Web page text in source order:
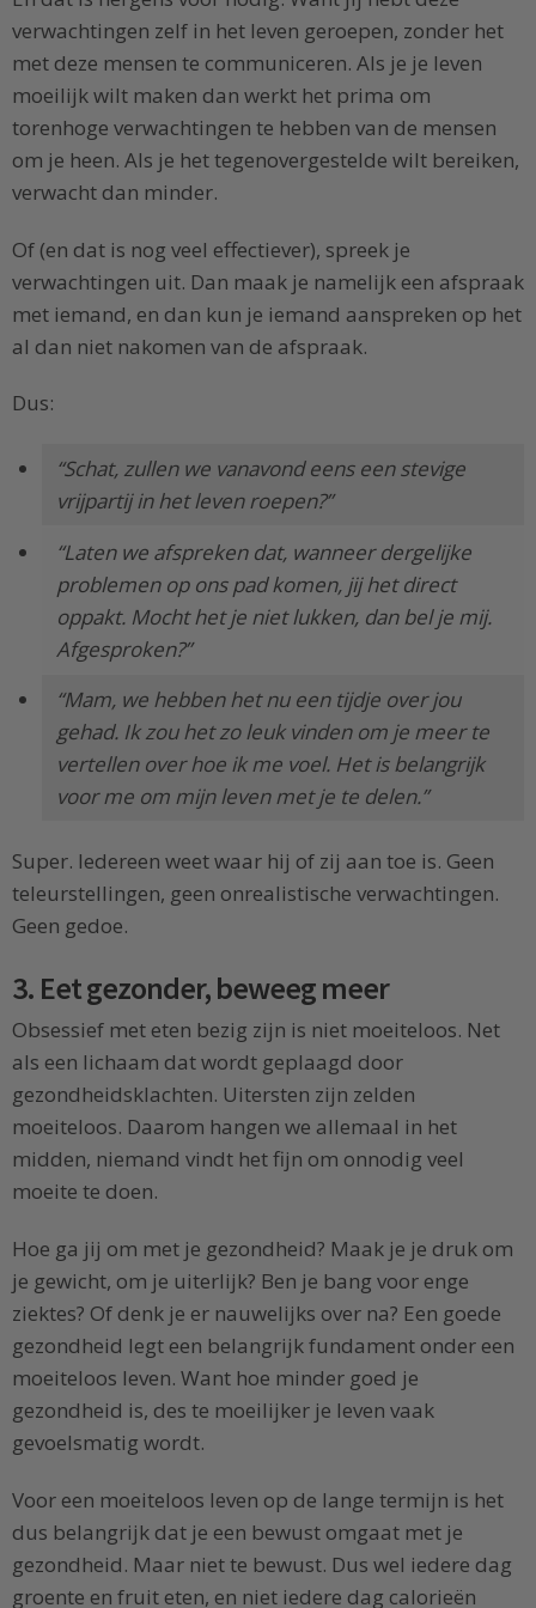
verwachtingen zelf in het leven geroepen, zonder het
met deze mensen te communiceren. Als je je leven
moeilijk wilt maken dan werkt het prima om
torenhoge verwachtingen te hebben van de mensen
om je heen. Als je het tegenovergestelde wilt bereiken,
verwacht dan minder.
Of (en dat is nog veel effectiever), spreek je
verwachtingen uit. Dan maak je namelijk een afspraak
met iemand, en dan kun je iemand aanspreken op het
al dan niet nakomen van de afspraak.
Dus:
“Schat, zullen we vanavond eens een stevige
vrijpartij in het leven roepen?”
“Laten we afspreken dat, wanneer dergelijke
problemen op ons pad komen, jij het direct
oppakt. Mocht het je niet lukken, dan bel je mij.
Afgesproken?”
“Mam, we hebben het nu een tijdje over jou
gehad. Ik zou het zo leuk vinden om je meer te
vertellen over hoe ik me voel. Het is belangrijk
voor me om mijn leven met je te delen.”
Super. Iedereen weet waar hij of zij aan toe is. Geen
teleurstellingen, geen onrealistische verwachtingen.
Geen gedoe.
3. Eet gezonder, beweeg meer
Obsessief met eten bezig zijn is niet moeiteloos. Net
als een lichaam dat wordt geplaagd door
gezondheidsklachten. Uitersten zijn zelden
moeiteloos. Daarom hangen we allemaal in het
midden, niemand vindt het fijn om onnodig veel
moeite te doen.
Hoe ga jij om met je gezondheid? Maak je je druk om
je gewicht, om je uiterlijk? Ben je bang voor enge
ziektes? Of denk je er nauwelijks over na? Een goede
gezondheid legt een belangrijk fundament onder een
moeiteloos leven. Want hoe minder goed je
gezondheid is, des te moeilijker je leven vaak
gevoelsmatig wordt.
Voor een moeiteloos leven op de lange termijn is het
dus belangrijk dat je een bewust omgaat met je
gezondheid. Maar niet te bewust. Dus wel iedere dag
groente en fruit eten, en niet iedere dag calorieën